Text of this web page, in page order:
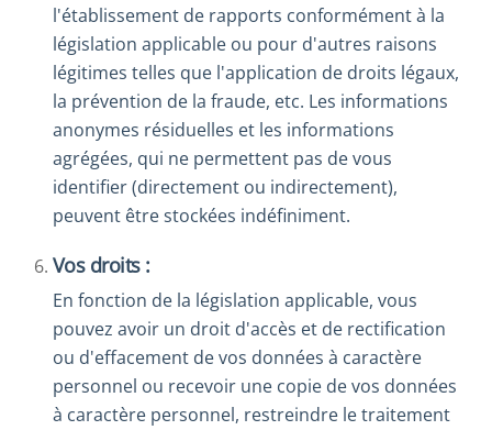
l'établissement de rapports conformément à la
législation applicable ou pour d'autres raisons
légitimes telles que l'application de droits légaux,
la prévention de la fraude, etc. Les informations
anonymes résiduelles et les informations
agrégées, qui ne permettent pas de vous
identifier (directement ou indirectement),
peuvent être stockées indéfiniment.
Vos droits :
En fonction de la législation applicable, vous
pouvez avoir un droit d'accès et de rectification
ou d'effacement de vos données à caractère
personnel ou recevoir une copie de vos données
à caractère personnel, restreindre le traitement